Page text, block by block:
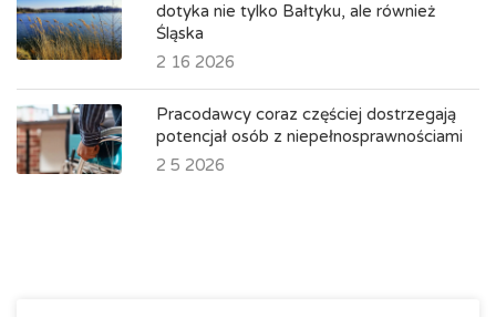
dotyka nie tylko Bałtyku, ale również
Śląska
2 16 2026
Pracodawcy coraz częściej dostrzegają
potencjał osób z niepełnosprawnościami
2 5 2026